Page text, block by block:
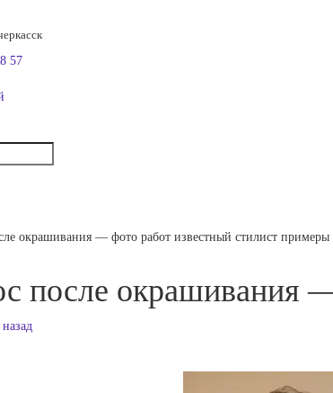
57
окрашивания — фото работ известный стилист примеры
после окрашивания